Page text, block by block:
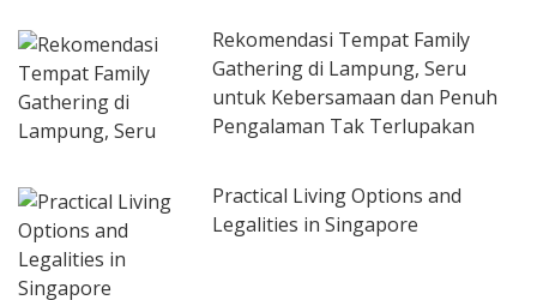
Rekomendasi Tempat Family
Gathering di Lampung, Seru
untuk Kebersamaan dan Penuh
Pengalaman Tak Terlupakan
Practical Living Options and
Legalities in Singapore